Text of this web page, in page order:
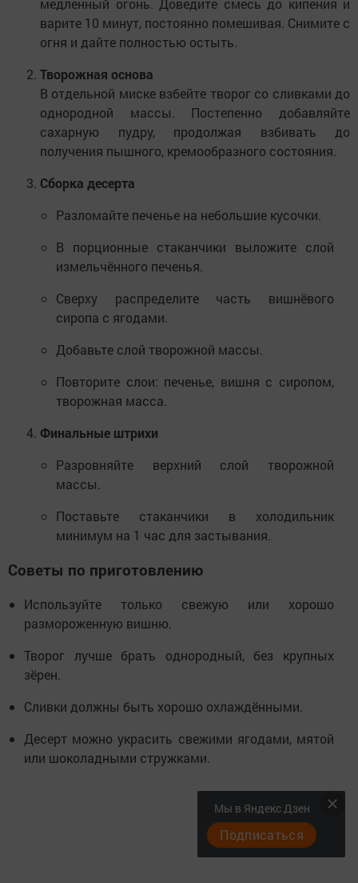
медленный огонь. Доведите смесь до кипения и
варите 10 минут, постоянно помешивая. Снимите с
огня и дайте полностью остыть.
Творожная основа
В отдельной миске взбейте творог со сливками до
однородной массы. Постепенно добавляйте
сахарную пудру, продолжая взбивать до
получения пышного, кремообразного состояния.
Сборка десерта
Разломайте печенье на небольшие кусочки.
В порционные стаканчики выложите слой
измельчённого печенья.
Сверху распределите часть вишнёвого
сиропа с ягодами.
Добавьте слой творожной массы.
Повторите слои: печенье, вишня с сиропом,
творожная масса.
Финальные штрихи
Разровняйте верхний слой творожной
массы.
Поставьте стаканчики в холодильник
минимум на 1 час для застывания.
Советы по приготовлению
Используйте только свежую или хорошо
размороженную вишню.
Творог лучше брать однородный, без крупных
зёрен.
Сливки должны быть хорошо охлаждёнными.
Десерт можно украсить свежими ягодами, мятой
или шоколадными стружками.
Мы в Яндекс Дзен
Подписаться